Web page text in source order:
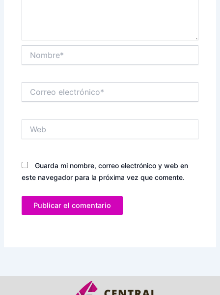
electrónico*
Guarda mi nombre, correo electrónico y web en
este navegador para la próxima vez que comente.